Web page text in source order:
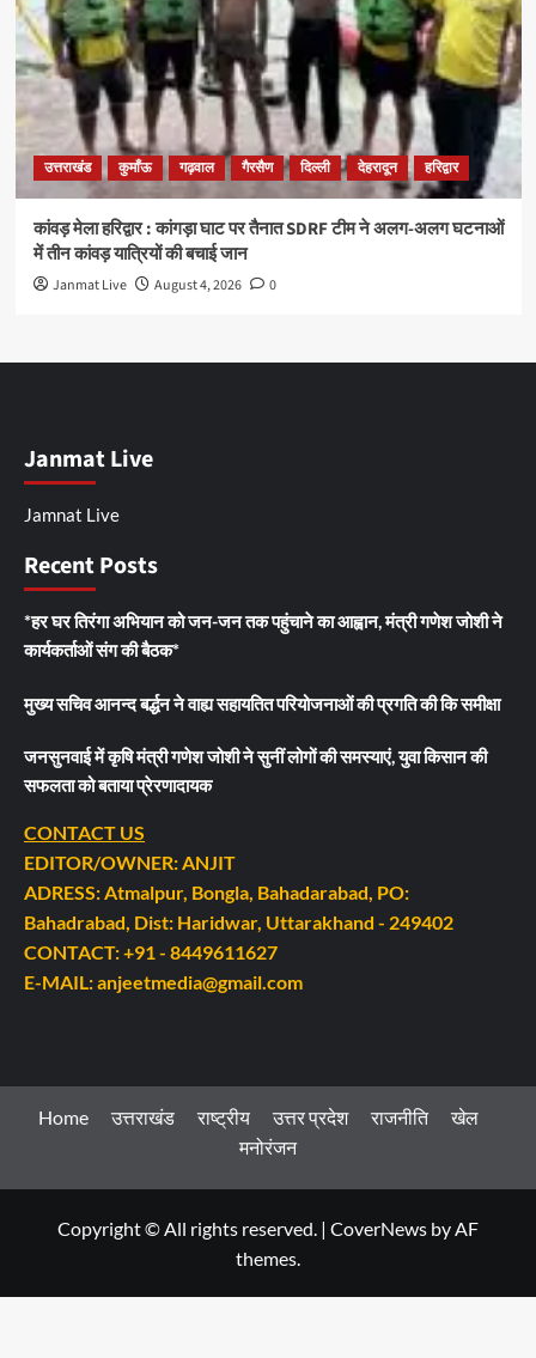
उत्तराखंड कुमाँऊ गढ़वाल गैरसैण दिल्ली देहरादून हरिद्वार
कांवड़ मेला हरिद्वार : कांगड़ा घाट पर तैनात SDRF टीम ने अलग-अलग घटनाओं
में तीन कांवड़ यात्रियों की बचाई जान
Janmat Live August 4, 2026 0
Janmat Live
Jamnat Live
Recent Posts
*हर घर तिरंगा अभियान को जन-जन तक पहुंचाने का आह्वान, मंत्री गणेश जोशी ने
कार्यकर्ताओं संग की बैठक*
मुख्य सचिव आनन्द बर्द्धन ने वाह्य सहायतित परियोजनाओं की प्रगति की कि समीक्षा
जनसुनवाई में कृषि मंत्री गणेश जोशी ने सुनीं लोगों की समस्याएं, युवा किसान की
सफलता को बताया प्रेरणादायक
CONTACT US
EDITOR/OWNER: ANJIT
ADRESS: Atmalpur, Bongla, Bahadarabad, PO:
Bahadrabad, Dist: Haridwar, Uttarakhand - 249402
CONTACT: +91 - 8449611627
E-MAIL: anjeetmedia@gmail.com
Home उत्तराखंड राष्ट्रीय उत्तर प्रदेश राजनीति
खेल
मनोरंजन
Copyright © All rights reserved. | CoverNews by AF
themes.